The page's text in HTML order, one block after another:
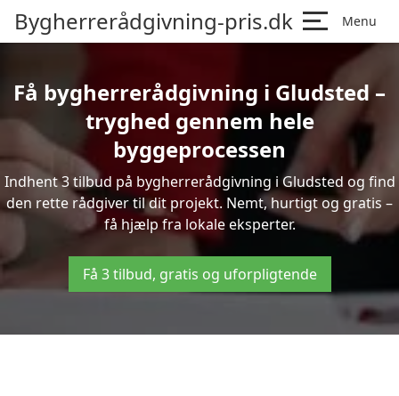
Bygherrerådgivning-pris.dk Menu
Få bygherrerådgivning i Gludsted –
tryghed gennem hele
byggeprocessen
Indhent 3 tilbud på bygherrerådgivning i Gludsted og find
den rette rådgiver til dit projekt. Nemt, hurtigt og gratis –
få hjælp fra lokale eksperter.
Få 3 tilbud, gratis og uforpligtende